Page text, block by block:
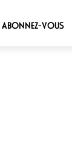
ABONNEZ-VOUS